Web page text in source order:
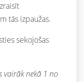
tās izpaužas.
sekojošas
vairāk nekā 1 no